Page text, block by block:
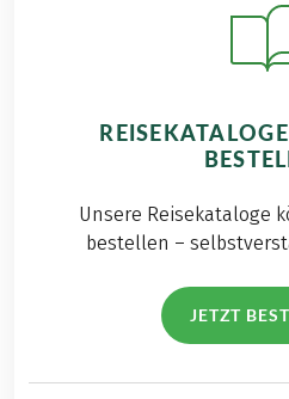
Unsere Reisekataloge
bestellen –
JETZT